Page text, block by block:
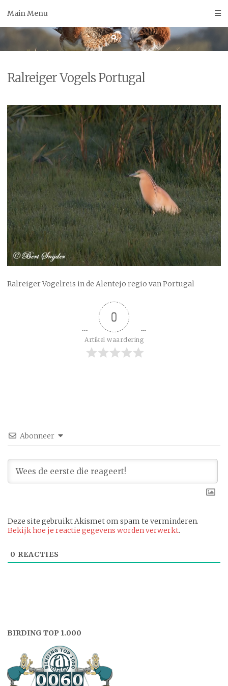
Main Menu
Ralreiger Vogels Portugal
Ralreiger Vogelreis in de Alentejo regio van Portugal
0
Artikel waardering
Abonneer
Deze site gebruikt Akismet om spam te verminderen.
Bekijk hoe je reactie gegevens worden verwerkt.
0 REACTIES
BIRDING TOP 1.000